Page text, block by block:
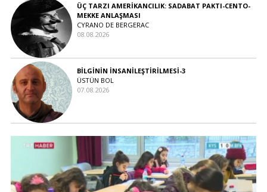
ÜÇ TARZI AMERİKANCILIK: SADABAT PAKTI-CENTO-
MEKKE ANLAŞMASI
CYRANO DE BERGERAC
08.08.2026
BİLGİNİN İNSANİLEŞTİRİLMESİ-3
ÜSTÜN BOL
07.08.2026